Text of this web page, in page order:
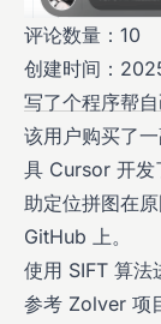
评论数量：10
创建时间：
写了个程序帮
该用户购买了
具 Cursor 开发
助定位拼图在
GitHub 上。
使用 SIFT 算法
参考 Zolver 项